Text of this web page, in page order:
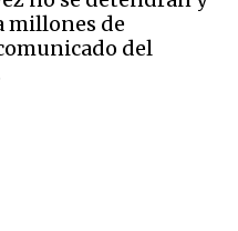
millones de
del